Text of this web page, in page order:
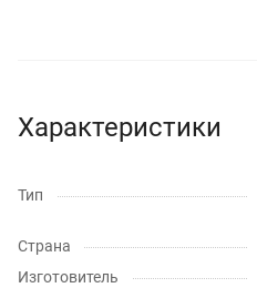
Характеристики
Тип
Страна
Изготовитель